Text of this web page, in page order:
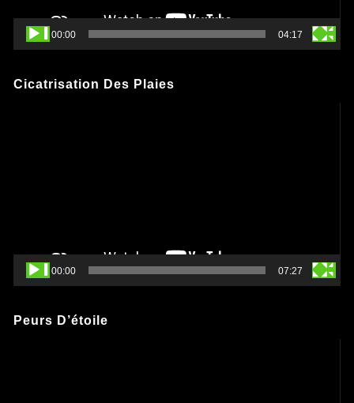
00:00 04:17
Cicatrisation Des Plaies
00:00 07:27
Peurs D’étoile